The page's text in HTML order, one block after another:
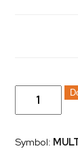
ilość
Materac
sprężynowy
naturalnego
Symbol: